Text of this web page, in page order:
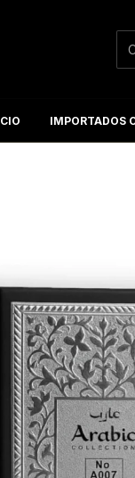
IMPORTADOS